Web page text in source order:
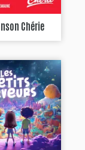
Chérie